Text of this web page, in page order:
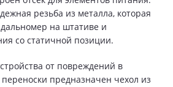
резьба из металла, которая
на штативе и
со статичной позиции.
от повреждений в
предназначен чехол из